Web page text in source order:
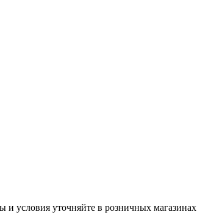
условия уточняйте в розничных магазинах